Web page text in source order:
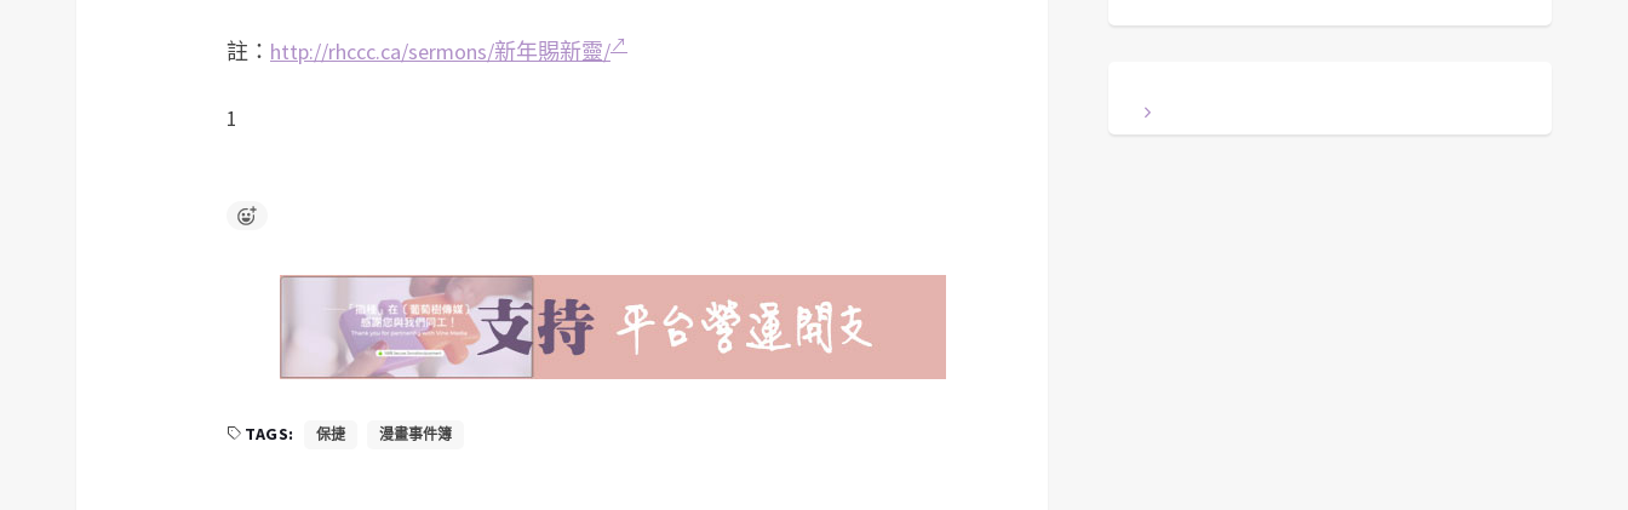
註： http://rhccc.ca/sermons/新年賜新靈/
1
TAGS: 保捷 漫畫事件簿